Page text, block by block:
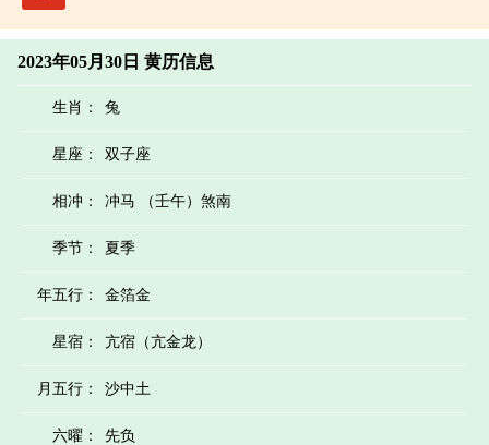
2023年05月30日 黄历信息
生肖： 兔
星座： 双子座
相冲： 冲马 （壬午）煞南
季节： 夏季
年五行： 金箔金
星宿： 亢宿（亢金龙）
月五行： 沙中土
六曜： 先负